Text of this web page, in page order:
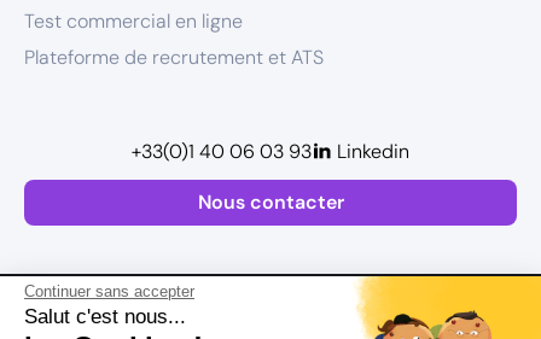
Continuer sans accepter
Salut c'est nous...
Test commercial en ligne
Plateforme de recrutement et ATS
Nous contacter
+33(0)1 40 06 03 93 Linkedin